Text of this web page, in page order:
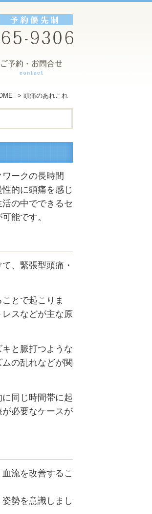
> 頭痛のあれこれ
ークの長時間
的に頭痛を感じ
の中でできるセ
能です。
、緊張型頭痛・
とで起こりま
スなどが主な原
と脈打つような
の乱れなどが関
同じ時間帯に起
必要なケースが
流を改善するこ
勢を意識しまし